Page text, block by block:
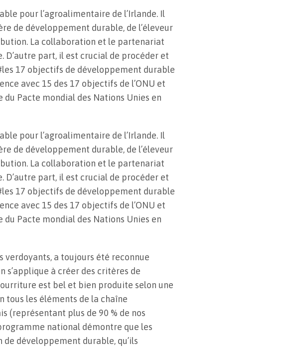
pour l’agroalimentaire de l’Irlande. Il
de développement durable, de l’éleveur
La collaboration et le partenariat
D’autre part, il est crucial de procéder et
17 objectifs de développement durable
avec 15 des 17 objectifs de l’ONU et
Pacte mondial des Nations Unies en
pour l’agroalimentaire de l’Irlande. Il
de développement durable, de l’éleveur
La collaboration et le partenariat
D’autre part, il est crucial de procéder et
17 objectifs de développement durable
avec 15 des 17 objectifs de l’ONU et
Pacte mondial des Nations Unies en
verdoyants, a toujours été reconnue
s’applique à créer des critères de
est bel et bien produite selon une
tous les éléments de la chaîne
(représentant plus de 90 % de nos
national démontre que les
développement durable, qu’ils